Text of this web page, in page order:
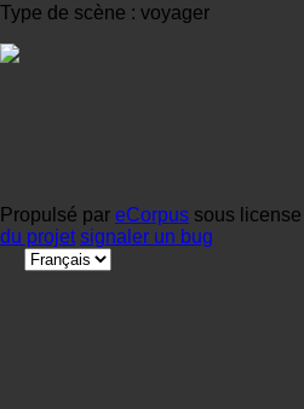
Type de scène : voyager
Propulsé par eCorpus sous license
du projet signaler un bug